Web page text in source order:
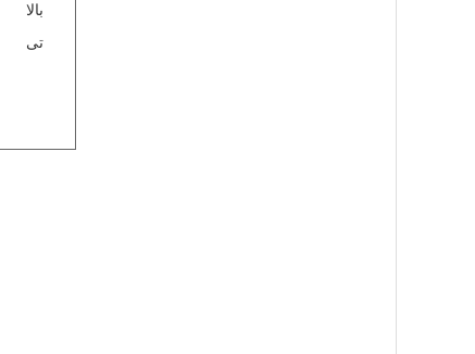
بالا
تی